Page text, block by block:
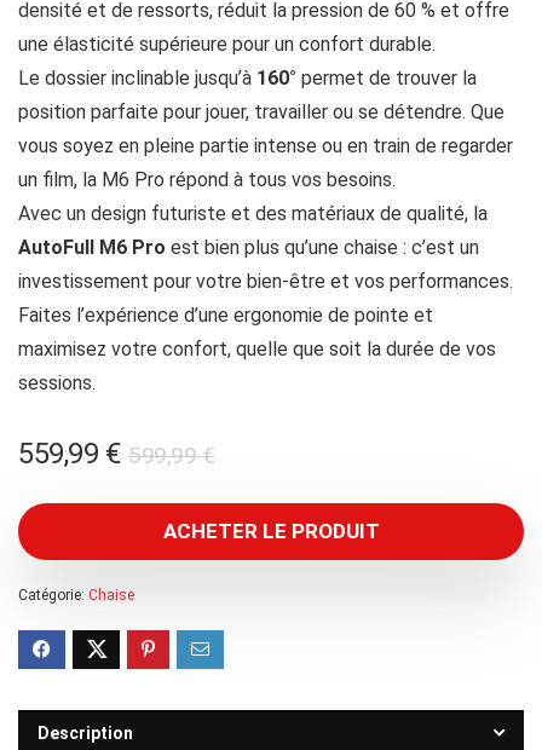
densité et de ressorts, réduit la pression de 60 % et offre
une élasticité supérieure pour un confort durable.
Le dossier inclinable jusqu’à 160° permet de trouver la
position parfaite pour jouer, travailler ou se détendre. Que
vous soyez en pleine partie intense ou en train de regarder
un film, la M6 Pro répond à tous vos besoins.
Avec un design futuriste et des matériaux de qualité, la
AutoFull M6 Pro est bien plus qu’une chaise : c’est un
investissement pour votre bien-être et vos performances.
Faites l’expérience d’une ergonomie de pointe et
maximisez votre confort, quelle que soit la durée de vos
sessions.
599,99€Le
initial
était :
559,99 €
Le
actuel
est :
ACHETER LE PRODUIT
Catégorie: Chaise
Description